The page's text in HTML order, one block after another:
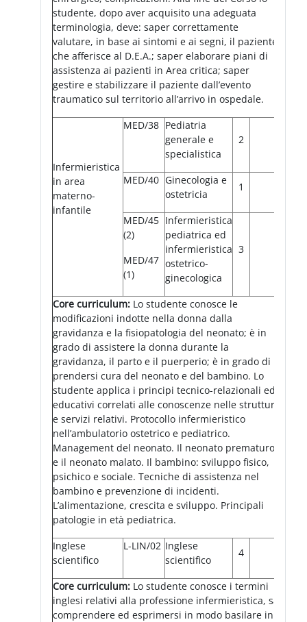
studente, dopo aver acquisito una adeguata
terminologia, deve: saper correttamente
valutare, in base ai sintomi e ai segni, il paziente
che afferisce al D.E.A.; saper elaborare piani di
assistenza ai pazienti in Area critica; saper
gestire e stabilizzare il paziente dall’evento
traumatico sul territorio all’arrivo in ospedale.
Infermieristica
in area
materno-
infantile
MED/38 Pediatria
generale e
specialistica
2
MED/40 Ginecologia e
ostetricia
1
MED/45
(2)
MED/47
(1)
Infermieristica
pediatrica ed
infermieristica
ostetrico-
ginecologica
3
Core curriculum: Lo studente conosce le
modificazioni indotte nella donna dalla
gravidanza e la fisiopatologia del neonato; è in
grado di assistere la donna durante la
gravidanza, il parto e il puerperio; è in grado di
prendersi cura del neonato e del bambino. Lo
studente applica i principi tecnico-relazionali ed
educativi correlati alle conoscenze nelle strutture
e servizi relativi. Protocollo infermieristico
nell’ambulatorio ostetrico e pediatrico.
Management del neonato. Il neonato prematuro
e il neonato malato. Il bambino: sviluppo fisico,
psichico e sociale. Tecniche di assistenza nel
bambino e prevenzione di incidenti.
L’alimentazione, crescita e sviluppo. Principali
patologie in età pediatrica.
Inglese
scientifico
L-LIN/02 Inglese
scientifico
4
Core curriculum: Lo studente conosce i termini
inglesi relativi alla professione infermieristica, sa
comprendere ed esprimersi in modo basilare in